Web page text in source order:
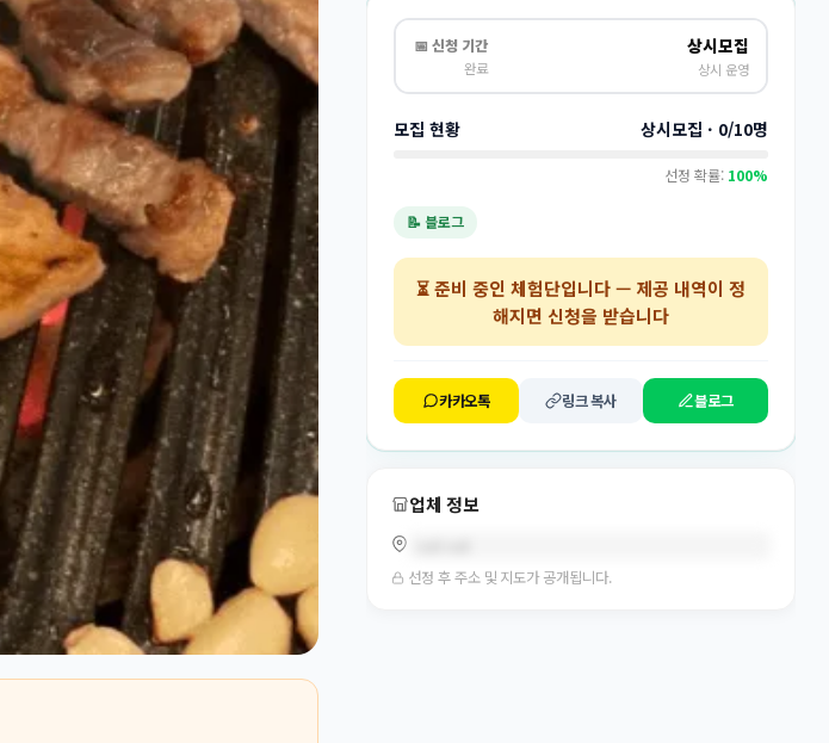
📅 신청 기간
완료
상시모집
상시 운영
모집 현황 상시모집 · 0/10명
선정 확률: 100%
📝 블로그
⏳준비 중인 체험단입니다 — 제공 내역이 정
해지면 신청을 받습니다
카카오톡 링크 복사 블로그
업체 정보
선정 후 주소 및 지도가 공개됩니다.